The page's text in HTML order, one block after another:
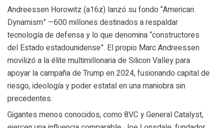
Andreessen Horowitz (a16z) lanzó su fondo “American
Dynamism” —600 millones destinados a respaldar
tecnología de defensa y lo que denomina “constructores
del Estado estadounidense”. El propio Marc Andreessen
movilizó a la élite multimillonaria de Silicon Valley para
apoyar la campaña de Trump en 2024, fusionando capital de
riesgo, ideología y poder estatal en una maniobra sin
precedentes.
Gigantes menos conocidos, como 8VC y General Catalyst,